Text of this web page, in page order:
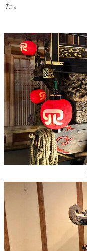
た。